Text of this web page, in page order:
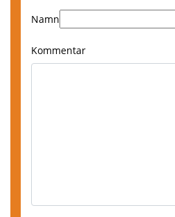
0761466600
Boka här
Namn
Kommentar